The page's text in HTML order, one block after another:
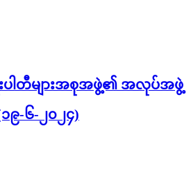
ေးပါတီများအစုအဖွဲ့၏ အလုပ်အဖွဲ့
၉-၆-၂၀၂၄)